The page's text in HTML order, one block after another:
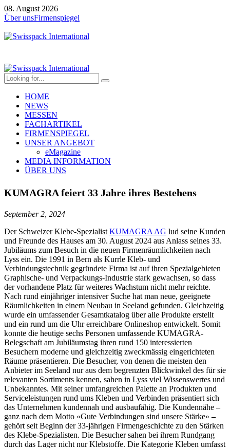
08. August 2026
Über unsFirmenspiegel
HOME
NEWS
MESSEN
FACHARTIKEL
FIRMENSPIEGEL
UNSER ANGEBOT
eMagazine
MEDIA INFORMATION
ÜBER UNS
KUMAGRA feiert 33 Jahre ihres Bestehens
September 2, 2024
Der Schweizer Klebe-Spezialist KUMAGRA AG lud seine Kunden
und Freunde des Hauses am 30. August 2024 aus Anlass seines 33.
Jubiläums zum Besuch in die neuen Firmenräumlichkeiten nach
Lyss ein. Die 1991 in Bern als Kurrle Kleb- und
Verbindungstechnik gegründete Firma ist auf ihren Spezialgebieten
Graphische- und Verpackungs-Industrie stark gewachsen, so dass
der vorhandene Platz für weiteres Wachstum nicht mehr reichte.
Nach rund einjähriger intensiver Suche hat man neue, geeignete
Räumlichkeiten in einem Neubau in Seeland gefunden. Gleichzeitig
wurde ein umfassender Gesamtkatalog über alle Produkte erstellt
und ein rund um die Uhr erreichbare Onlineshop entwickelt. Somit
konnte die heutige sechs Personen umfassende KUMAGRA-
Belegschaft am Jubiläumstag ihren rund 150 interessierten
Besuchern moderne und gleichzeitig zweckmässig eingerichteten
Räume präsentieren. Die Besucher, von denen die meisten den
Anbieter im Seeland nur aus dem begrenzten Blickwinkel des für sie
relevanten Sortiments kennen, sahen in Lyss viel Wissenswertes und
Unbekanntes. Mit seiner umfangreichen Palette an Produkten und
Serviceleistungen rund ums Kleben und Verbinden präsentiert sich
das Unternehmen kundennah und ausbaufähig. Die Kundennähe –
ganz nach dem Motto «Gute Verbindungen sind unsere Stärke» –
gehört seit Beginn der 33-jährigen Firmengeschichte zu den Stärken
des Klebe-Spezialisten. Die Besucher sahen bei ihrem Rundgang
durch das Lager nicht nur Klebstoffe. Die Kategorie Kleben umfasst